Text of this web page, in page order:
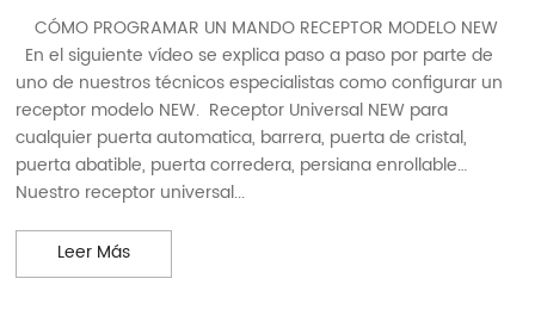
CÓMO PROGRAMAR UN MANDO RECEPTOR MODELO NEW
En el siguiente vídeo se explica paso a paso por parte de
uno de nuestros técnicos especialistas como configurar un
receptor modelo NEW. Receptor Universal NEW para
cualquier puerta automatica, barrera, puerta de cristal,
puerta abatible, puerta corredera, persiana enrollable…
Nuestro receptor universal...
Leer MásCÓMO PROGRAMAR UN MANDO RECEPTOR